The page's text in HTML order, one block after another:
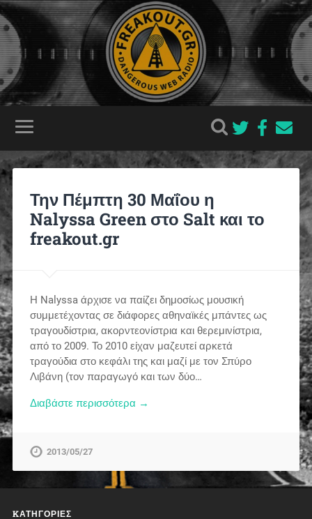
Την Πέμπτη 30 Μαΐου η
Nalyssa Green στο Salt και το
freakout.gr
Η Nalyssa άρχισε να παίζει δημοσίως μουσική
συμμετέχοντας σε διάφορες αθηναϊκές μπάντες ως
τραγουδίστρια, ακορντεονίστρια και θερεμινίστρια,
από το 2009. Το 2010 είχαν μαζευτεί αρκετά
τραγούδια στο κεφάλι της και μαζί με τον Σπύρο
Λιβάνη (τον παραγωγό και των δύο…
Διαβάστε περισσότερα →
2013/05/27
KΑΤΗΓΟΡΊΕΣ